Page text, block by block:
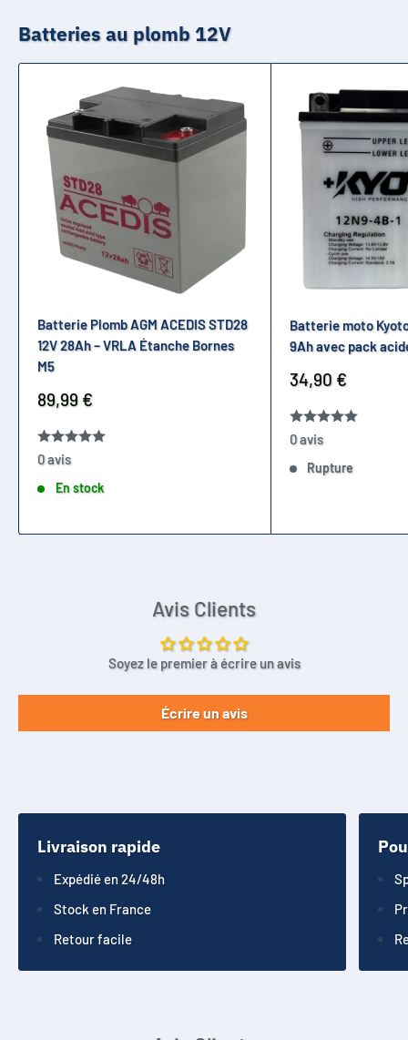
Batteries au plomb 12V
Batterie Plomb AGM ACEDIS STD28
12V 28Ah – VRLA Étanche Bornes
M5
Prix
réduit
89,99 €
0 avis
En stock
Batterie moto Kyoto
9Ah avec pack
Prix
réduit
34,90 €
0 avis
Rupture
Avis Clients
Soyez le premier à écrire un avis
Écrire un avis
Livraison rapide
Expédié en 24/48h
Stock en France
Retour facile